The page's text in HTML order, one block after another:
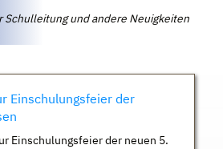
Schulleitung und andere Neuigkeiten
Einschulungsfeier der
Einschulungsfeier der neuen 5.